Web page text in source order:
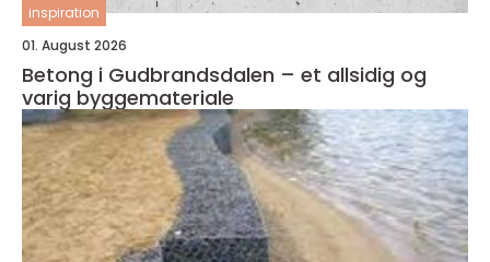
inspiration
01. August 2026
Betong i Gudbrandsdalen – et allsidig og
varig byggemateriale